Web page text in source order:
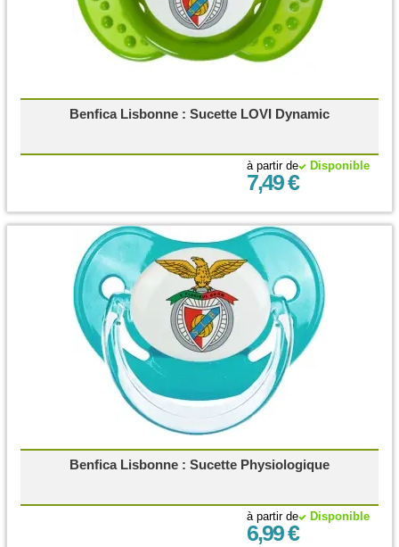
Benfica Lisbonne : Sucette LOVI Dynamic
Disponible
à partir de
7,49 €
Benfica Lisbonne : Sucette Physiologique
Disponible
à partir de
6,99 €